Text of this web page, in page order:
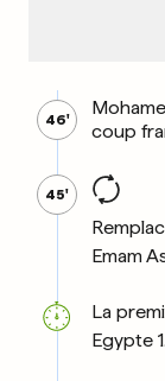
46'
coup
45'
Emam
La
Egypte 1.